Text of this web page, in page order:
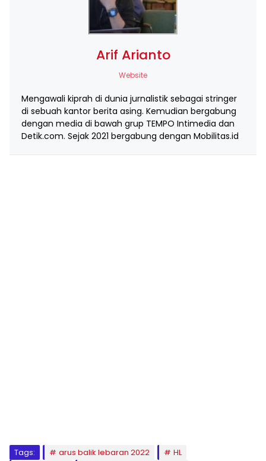
Arif Arianto
Website
Mengawali kiprah di dunia jurnalistik sebagai stringer
di sebuah kantor berita asing. Kemudian bergabung
dengan media di bawah grup TEMPO Intimedia dan
Detik.com. Sejak 2021 bergabung dengan Mobilitas.id
Tags: arus balik lebaran 2022
HL